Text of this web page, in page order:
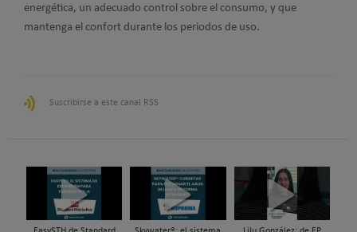
energética, un adecuado control sobre el consumo, y que
mantenga el confort durante los periodos de uso.
Suscribirse a este canal RSS